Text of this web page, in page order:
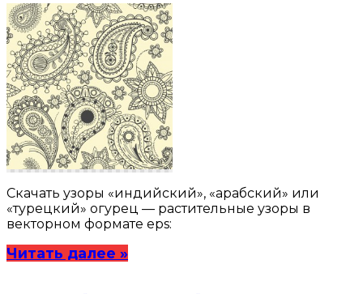
Скачать узоры «индийский», «арабский» или
«турецкий» огурец — растительные узоры в
векторном формате eps:
Читать далее »